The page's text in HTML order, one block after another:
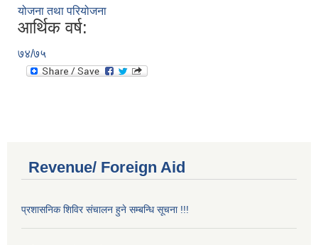
योजना तथा परियोजना
आर्थिक वर्ष:
७४/७५
Revenue/ Foreign Aid
प्रशासनिक शिविर संचालन हुने सम्बन्धि सूचना !!!